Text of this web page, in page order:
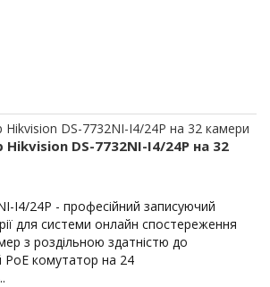
Hikvision DS-7732NI-I4/24P на 32
I4/24P - професійний записуючий
для системи онлайн спостереження
з роздільною здатністю до
комутатор на 24